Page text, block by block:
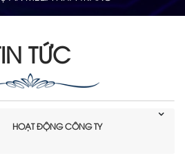
TIN TỨC
HOẠT ĐỘNG CÔNG TY